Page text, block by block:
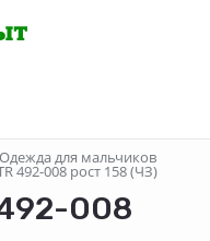
Одежда для мальчиков
492-008 рост 158 (ЧЗ)
008